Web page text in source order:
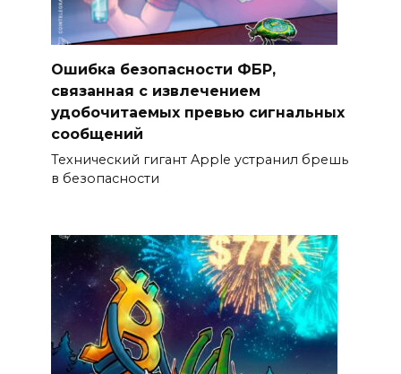
Ошибка безопасности ФБР,
связанная с извлечением
удобочитаемых превью сигнальных
сообщений
Технический гигант Apple устранил брешь
в безопасности